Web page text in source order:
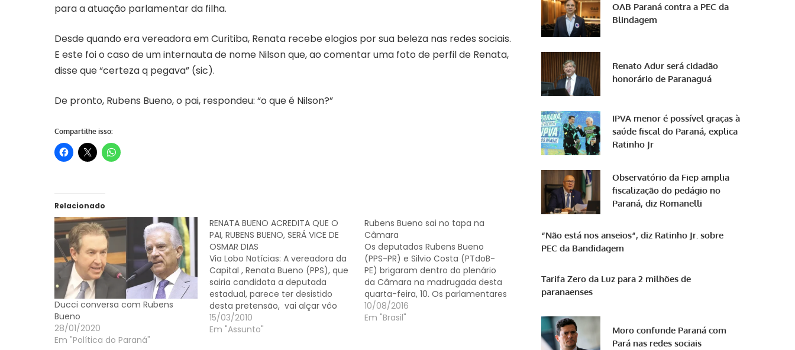
para a atuação parlamentar da filha.
Desde quando era vereadora em Curitiba, Renata recebe elogios por sua beleza nas redes sociais.
E este foi o caso de um internauta de nome Nilson que, ao comentar uma foto de perfil de Renata,
disse que “certeza q pegava” (sic).
De pronto, Rubens Bueno, o pai, respondeu: “o que é Nilson?”
Compartilhe isso:
Relacionado
Ducci conversa com Rubens
Bueno
28/01/2020
Em "Política do Paraná"
RENATA BUENO ACREDITA QUE O
PAI, RUBENS BUENO, SERÁ VICE DE
OSMAR DIAS
Via Lobo Notícias: A vereadora da
Capital , Renata Bueno (PPS), que
sairia candidata a deputada
estadual, parece ter desistido
desta pretensão, vai alçar vôo
mais alto, sendo candidata a
deputada federal. Tudo isso,
15/03/2010
Em "Assunto"
Rubens Bueno sai no tapa na
Câmara
Os deputados Rubens Bueno
(PPS-PR) e Silvio Costa (PTdoB-
PE) brigaram dentro do plenário
da Câmara na madrugada desta
quarta-feira, 10. Os parlamentares
trocaram ofensas verbais e
chegaram a se empurrar durante
10/08/2016
Em "Brasil"
OAB Paraná contra a PEC da
Blindagem
Renato Adur será cidadão
honorário de Paranaguá
IPVA menor é possível graças à
saúde fiscal do Paraná, explica
Ratinho Jr
Observatório da Fiep amplia
fiscalização do pedágio no
Paraná, diz Romanelli
“Não está nos anseios”, diz Ratinho Jr. sobre
PEC da Bandidagem
Tarifa Zero da Luz para 2 milhões de
paranaenses
Moro confunde Paraná com
Pará nas redes sociais